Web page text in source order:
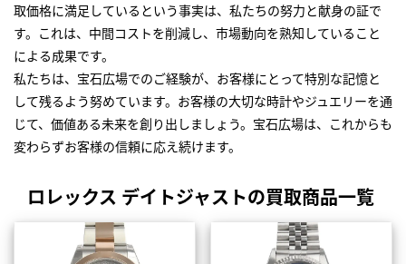
取価格に満足しているという事実は、私たちの努力と献身の証で
す。これは、中間コストを削減し、市場動向を熟知していること
による成果です。
私たちは、宝石広場でのご経験が、お客様にとって特別な記憶と
して残るよう努めています。お客様の大切な時計やジュエリーを通
じて、価値ある未来を創り出しましょう。宝石広場は、これからも
変わらずお客様の信頼に応え続けます。
ロレックス デイトジャストの買取商品一覧